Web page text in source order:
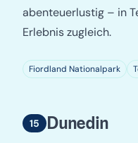
abenteuerlustig – in
Erlebnis zugleich.
Fiordland Nationalpark
Dunedin